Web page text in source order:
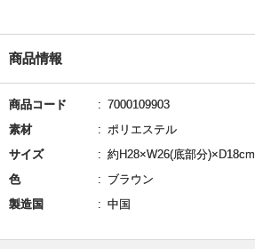
商品情報
商品コード
7000109903
素材
ポリエステル
サイズ
約H28×W26(底部分)×D18cm
色
ブラウン
製造国
中国